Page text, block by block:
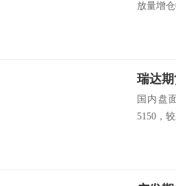
放量增
瑞达
国内盘
5150，